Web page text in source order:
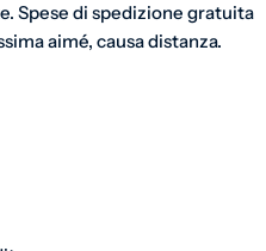
Spese di spedizione gratuita
aimé, causa distanza.